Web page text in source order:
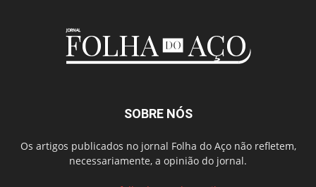
SOBRE NÓS
Os artigos publicados no jornal Folha do Aço não refletem,
necessariamente, a opinião do jornal.